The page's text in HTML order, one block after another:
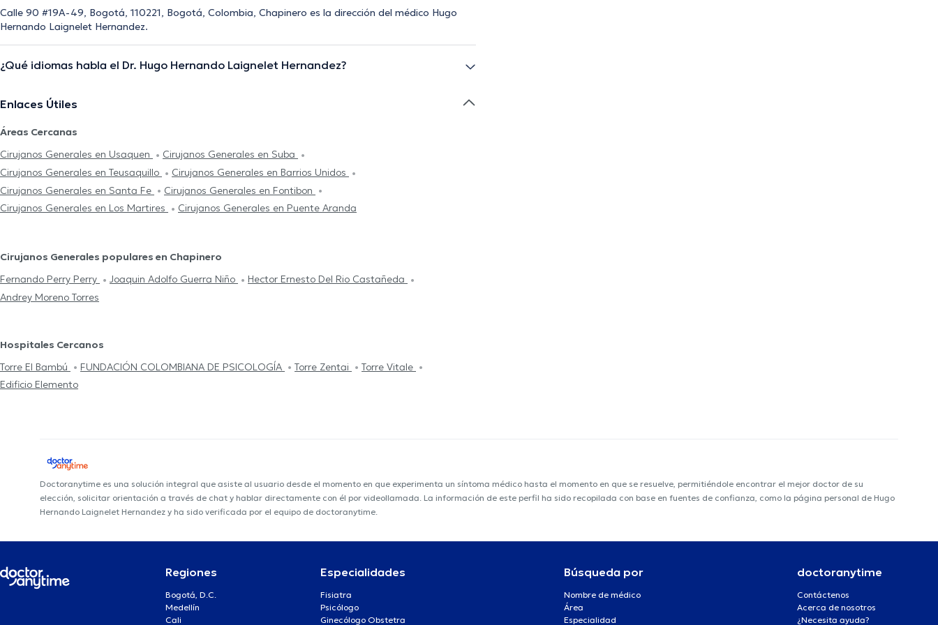
Calle 90 #19A-49, Bogotá, 110221, Bogotá, Colombia, Chapinero es la dirección del médico Hugo
Hernando Laignelet Hernandez.
¿Qué idiomas habla el Dr. Hugo Hernando Laignelet Hernandez?
Enlaces Útiles
Áreas Cercanas
Cirujanos Generales en Usaquen
Cirujanos Generales en Suba
Cirujanos Generales en Teusaquillo
Cirujanos Generales en Barrios Unidos
Cirujanos Generales en Santa Fe
Cirujanos Generales en Fontibon
Cirujanos Generales en Los Martires
Cirujanos Generales en Puente Aranda
Cirujanos Generales populares en Chapinero
Fernando Perry Perry
Joaquin Adolfo Guerra Niño
Hector Ernesto Del Rio Castañeda
Andrey Moreno Torres
Hospitales Cercanos
Torre El Bambú
FUNDACIÓN COLOMBIANA DE PSICOLOGÍA Torre Zentai
Torre Vitale
Edificio Elemento
Doctoranytime es una solución integral que asiste al usuario desde el momento en que experimenta un síntoma médico hasta el momento en que se resuelve, permitiéndole encontrar el mejor doctor de su
elección, solicitar orientación a través de chat y hablar directamente con él por videollamada. La información de este perfil ha sido recopilada con base en fuentes de confianza, como la página personal de Hugo
Hernando Laignelet Hernandez y ha sido verificada por el equipo de doctoranytime.
Regiones
Bogotá, D.C.
Medellín
Cali
Especialidades
Fisiatra
Psicólogo
Ginecólogo Obstetra
Búsqueda por
Nombre de médico
Área
Especialidad
doctoranytime
Contáctenos
Acerca de nosotros
¿Necesita ayuda?